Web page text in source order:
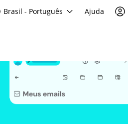
Brasil - Português Ajuda